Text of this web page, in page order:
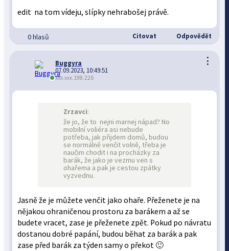
edit na tom vídeju, slípky nehrabošej právě.
0 hlasů Citovat Odpovědět
⋮
Buggyra
07.09.2023, 10:49:51
xxx.xxx.198.226
Zrzavci:
že jo, že to nejni marnej nápad? No
mobilní voliéra asi nebude
potřeba, jak přijdem domů, budou
se normálně venčit volně, třeba je
naučim chodit i na procházky za
barák, že jako je vezmu ven s
ohařema a pak je cestou zpátky
vyzvednu.
Jasně že je můžete venčit jako ohaře. Přeženete je na
nějakou ohraničenou prostoru za barákem a až se
budete vracet, zase je přeženete zpět. Pokud po návratu
dostanou dobré papání, budou běhat za barák a pak
zase před barák za týden samy o překot 🙂